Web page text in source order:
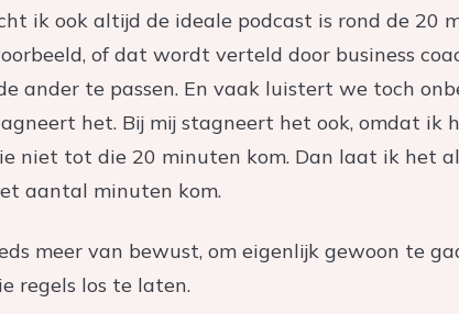
ik ook altijd de ideale podcast is rond de 20
of dat wordt verteld door business
ander te passen. En vaak luistert we toch
het. Bij mij stagneert het ook, omdat ik
niet tot die 20 minuten kom. Dan laat ik het
aantal minuten kom.
meer van bewust, om eigenlijk gewoon te
regels los te laten.